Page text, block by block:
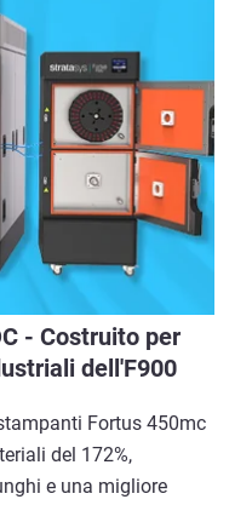
- Costruito per
dell'F900
Fortus 450mc
del 172%,
e una migliore